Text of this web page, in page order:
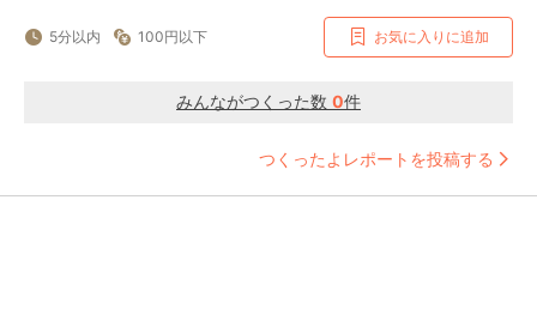
5分以内 100円以下 お気に入りに追加
みんながつくった数 0件
つくったよレポートを投稿する